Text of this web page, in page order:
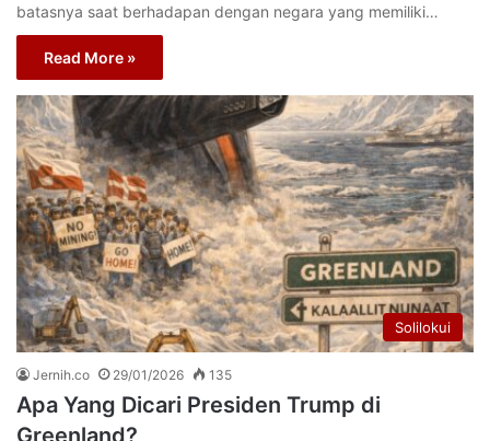
batasnya saat berhadapan dengan negara yang memiliki…
Read More »
Solilokui
Jernih.co 29/01/2026 135
Apa Yang Dicari Presiden Trump di